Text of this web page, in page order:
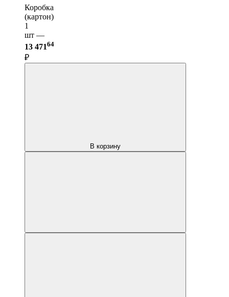
Коробка
(картон)
1
шт —
13 47164
₽
В корзину